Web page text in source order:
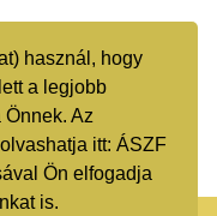
használ, hogy
a legjobb
Az
itt:ÁSZF
Ön elfogadja
is.